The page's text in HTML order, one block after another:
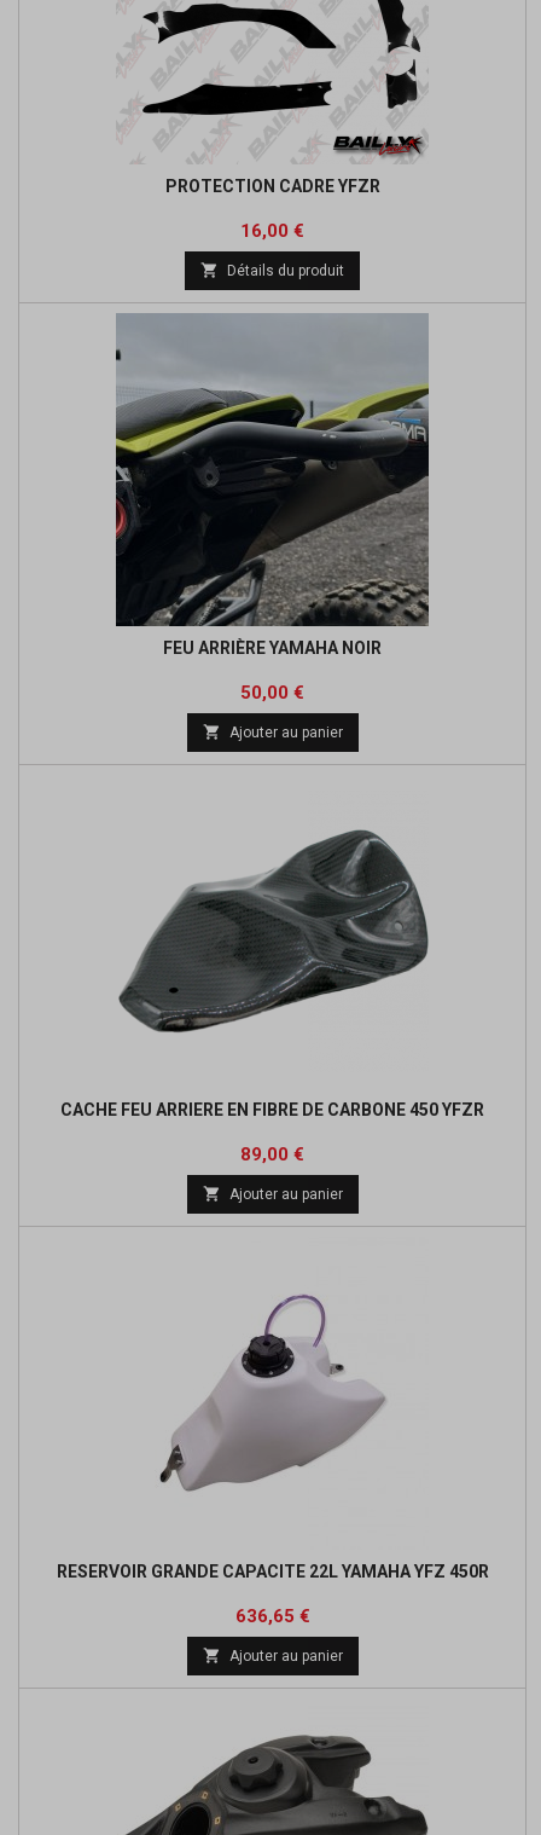
PROTECTION CADRE YFZR
Prix
16,00 €
 Détails du produit
FEU ARRIÈRE YAMAHA NOIR
Prix
50,00 €
 Ajouter au panier
CACHE FEU ARRIERE EN FIBRE DE CARBONE 450 YFZR
Prix
89,00 €
 Ajouter au panier
RESERVOIR GRANDE CAPACITE 22L YAMAHA YFZ 450R
Prix
636,65 €Prix
de
base
 Ajouter au panier